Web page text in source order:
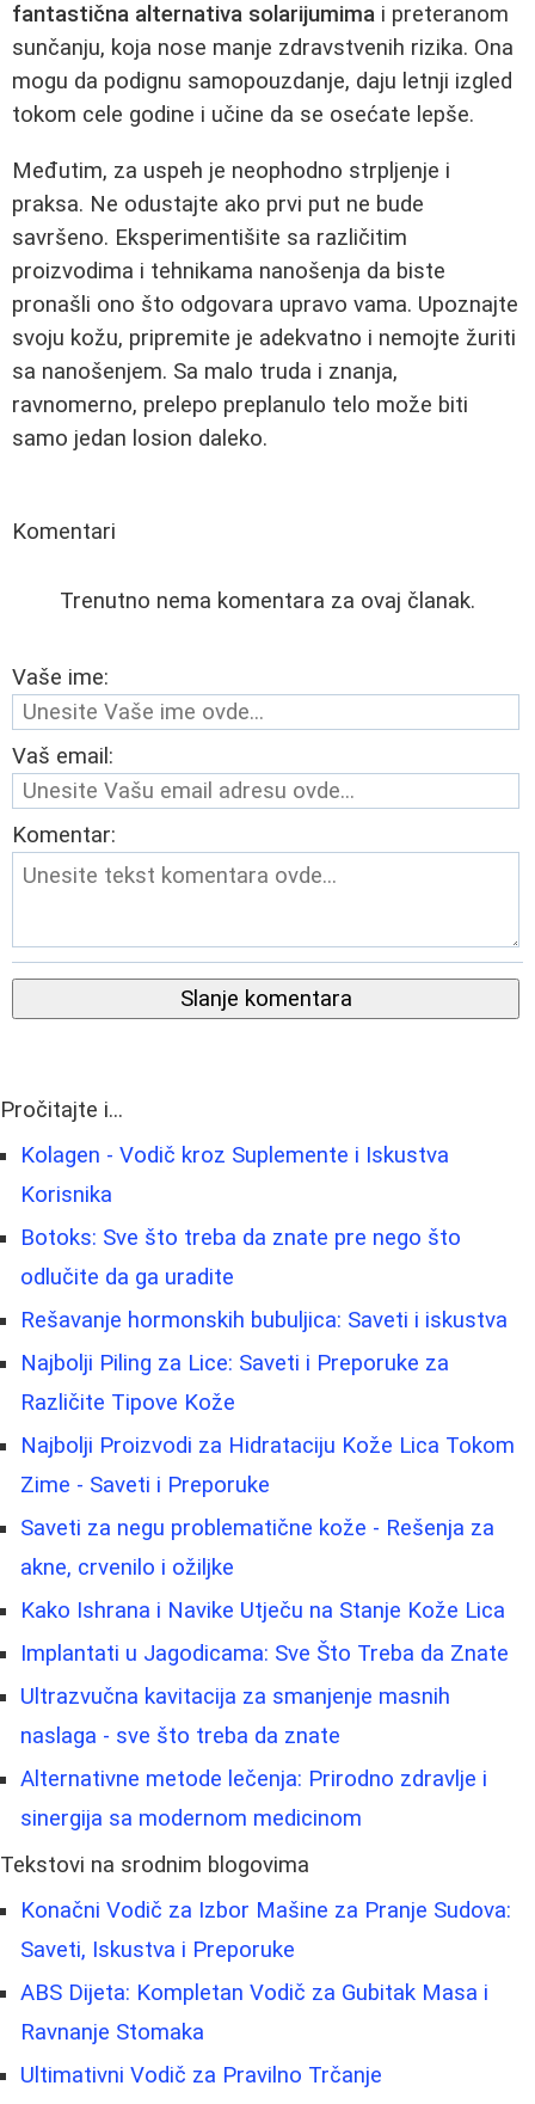
fantastična alternativa solarijumima i preteranom
sunčanju, koja nose manje zdravstvenih rizika. Ona
mogu da podignu samopouzdanje, daju letnji izgled
tokom cele godine i učine da se osećate lepše.
Međutim, za uspeh je neophodno strpljenje i
praksa. Ne odustajte ako prvi put ne bude
savršeno. Eksperimentišite sa različitim
proizvodima i tehnikama nanošenja da biste
pronašli ono što odgovara upravo vama. Upoznajte
svoju kožu, pripremite je adekvatno i nemojte žuriti
sa nanošenjem. Sa malo truda i znanja,
ravnomerno, prelepo preplanulo telo može biti
samo jedan losion daleko.
Komentari
Trenutno nema komentara za ovaj članak.
Vaše ime:
Vaš email:
Komentar:
Slanje komentara
Pročitajte i...
Kolagen - Vodič kroz Suplemente i Iskustva
Korisnika
Botoks: Sve što treba da znate pre nego što
odlučite da ga uradite
Rešavanje hormonskih bubuljica: Saveti i iskustva
Najbolji Piling za Lice: Saveti i Preporuke za
Različite Tipove Kože
Najbolji Proizvodi za Hidrataciju Kože Lica Tokom
Zime - Saveti i Preporuke
Saveti za negu problematične kože - Rešenja za
akne, crvenilo i ožiljke
Kako Ishrana i Navike Utječu na Stanje Kože Lica
Implantati u Jagodicama: Sve Što Treba da Znate
Ultrazvučna kavitacija za smanjenje masnih
naslaga - sve što treba da znate
Alternativne metode lečenja: Prirodno zdravlje i
sinergija sa modernom medicinom
Tekstovi na srodnim blogovima
Konačni Vodič za Izbor Mašine za Pranje Sudova:
Saveti, Iskustva i Preporuke
ABS Dijeta: Kompletan Vodič za Gubitak Masa i
Ravnanje Stomaka
Ultimativni Vodič za Pravilno Trčanje